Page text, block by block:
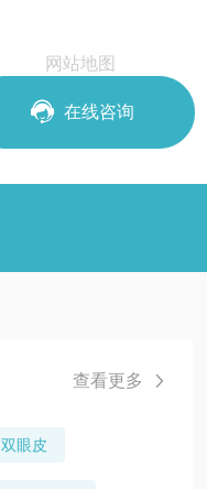
网站地图
 在线咨询
查看更多 
双眼皮